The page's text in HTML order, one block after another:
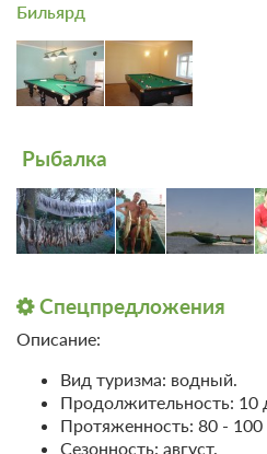
В стоимость входит:
Без питания
При отмене оплата не
Требуется внесение
составляет 315 руб.
3 000
всего 4
Бильярд
Рыбалка
Спецпредложения
Описание:
Вид туризма: водный.
Продолжительность: 10
Протяженность: 80 - 100
Сезонность: август.